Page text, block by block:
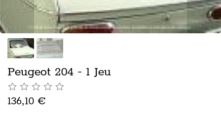
Peugeot 204 - 1 Jeu
136,10 €